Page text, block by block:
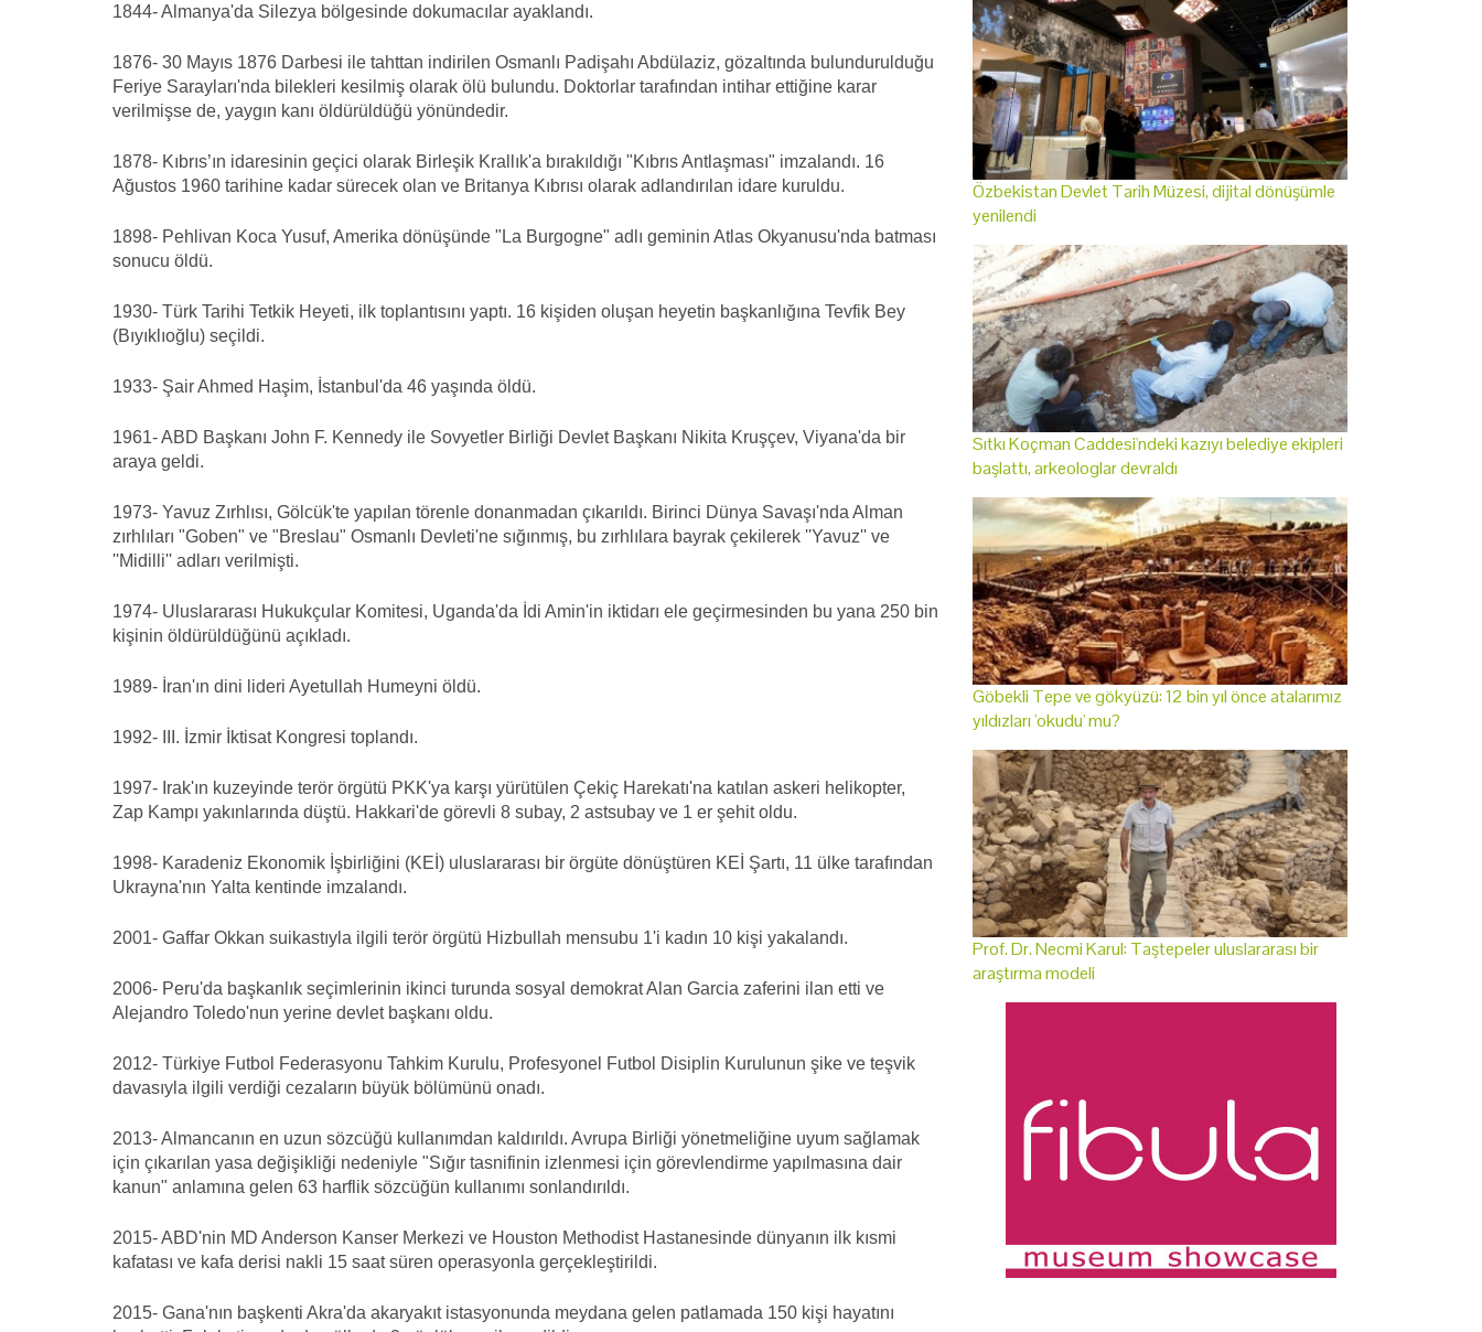
1844- Almanya'da Silezya bölgesinde dokumacılar ayaklandı.
1876- 30 Mayıs 1876 Darbesi ile tahttan indirilen Osmanlı Padişahı Abdülaziz, gözaltında bulundurulduğu
Feriye Sarayları'nda bilekleri kesilmiş olarak ölü bulundu. Doktorlar tarafından intihar ettiğine karar
verilmişse de, yaygın kanı öldürüldüğü yönündedir.
1878- Kıbrıs’ın idaresinin geçici olarak Birleşik Krallık'a bırakıldığı "Kıbrıs Antlaşması" imzalandı. 16
Ağustos 1960 tarihine kadar sürecek olan ve Britanya Kıbrısı olarak adlandırılan idare kuruldu.
1898- Pehlivan Koca Yusuf, Amerika dönüşünde "La Burgogne" adlı geminin Atlas Okyanusu'nda batması
sonucu öldü.
1930- Türk Tarihi Tetkik Heyeti, ilk toplantısını yaptı. 16 kişiden oluşan heyetin başkanlığına Tevfik Bey
(Bıyıklıoğlu) seçildi.
1933- Şair Ahmed Haşim, İstanbul'da 46 yaşında öldü.
1961- ABD Başkanı John F. Kennedy ile Sovyetler Birliği Devlet Başkanı Nikita Kruşçev, Viyana'da bir
araya geldi.
1973- Yavuz Zırhlısı, Gölcük'te yapılan törenle donanmadan çıkarıldı. Birinci Dünya Savaşı'nda Alman
zırhlıları "Goben" ve "Breslau" Osmanlı Devleti'ne sığınmış, bu zırhlılara bayrak çekilerek ''Yavuz'' ve
''Midilli'' adları verilmişti.
1974- Uluslararası Hukukçular Komitesi, Uganda'da İdi Amin'in iktidarı ele geçirmesinden bu yana 250 bin
kişinin öldürüldüğünü açıkladı.
1989- İran'ın dini lideri Ayetullah Humeyni öldü.
1992- III. İzmir İktisat Kongresi toplandı.
1997- Irak'ın kuzeyinde terör örgütü PKK'ya karşı yürütülen Çekiç Harekatı'na katılan askeri helikopter,
Zap Kampı yakınlarında düştü. Hakkari'de görevli 8 subay, 2 astsubay ve 1 er şehit oldu.
1998- Karadeniz Ekonomik İşbirliğini (KEİ) uluslararası bir örgüte dönüştüren KEİ Şartı, 11 ülke tarafından
Ukrayna'nın Yalta kentinde imzalandı.
2001- Gaffar Okkan suikastıyla ilgili terör örgütü Hizbullah mensubu 1'i kadın 10 kişi yakalandı.
2006- Peru'da başkanlık seçimlerinin ikinci turunda sosyal demokrat Alan Garcia zaferini ilan etti ve
Alejandro Toledo'nun yerine devlet başkanı oldu.
2012- Türkiye Futbol Federasyonu Tahkim Kurulu, Profesyonel Futbol Disiplin Kurulunun şike ve teşvik
davasıyla ilgili verdiği cezaların büyük bölümünü onadı.
2013- Almancanın en uzun sözcüğü kullanımdan kaldırıldı. Avrupa Birliği yönetmeliğine uyum sağlamak
için çıkarılan yasa değişikliği nedeniyle "Sığır tasnifinin izlenmesi için görevlendirme yapılmasına dair
kanun" anlamına gelen 63 harflik sözcüğün kullanımı sonlandırıldı.
2015- ABD'nin MD Anderson Kanser Merkezi ve Houston Methodist Hastanesinde dünyanın ilk kısmi
kafatası ve kafa derisi nakli 15 saat süren operasyonla gerçekleştirildi.
2015- Gana'nın başkenti Akra'da akaryakıt istasyonunda meydana gelen patlamada 150 kişi hayatını
Özbekistan Devlet Tarih Müzesi, dijital dönüşümle
yenilendi
Sıtkı Koçman Caddesi'ndeki kazıyı belediye ekipleri
başlattı, arkeologlar devraldı
Göbekli Tepe ve gökyüzü: 12 bin yıl önce atalarımız
yıldızları 'okudu' mu?
Prof. Dr. Necmi Karul: Taştepeler uluslararası bir
araştırma modeli